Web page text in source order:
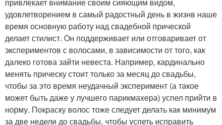
удовлетворением в самый радостный день в жизнв наше
время основную работу над свадебной прической
делает стилист. Он поддерживает или отговаривает от
экспериментов с волосами, в зависимости от того, как
далеко готова зайти невеста. Например, кардинально
менять прическу стоит только за месяц до свадьбы,
чтобы за это время неудачный эксперимент (а такое
может быть даже у лучшего парикмахера) успел прийти в
норму. Покраску волос тоже следует делать как минимум
за две недели до свадьбы, чтобы успеть исправить